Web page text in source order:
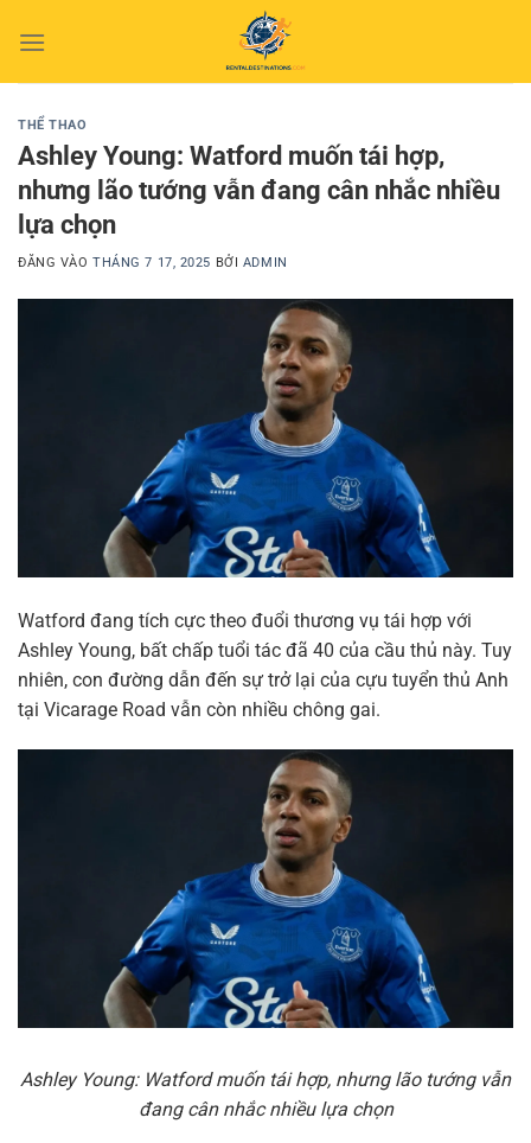
qua
THỂ THAO
Ashley Young: Watford muốn tái hợp,
nhưng lão tướng vẫn đang cân nhắc nhiều
lựa chọn
ĐĂNG VÀOTHÁNG 7 17, 2025 BỞI ADMIN
Watford đang tích cực theo đuổi thương vụ tái hợp với
Ashley Young, bất chấp tuổi tác đã 40 của cầu thủ này. Tuy
nhiên, con đường dẫn đến sự trở lại của cựu tuyển thủ Anh
tại Vicarage Road vẫn còn nhiều chông gai.
Ashley Young: Watford muốn tái hợp, nhưng lão tướng vẫn
đang cân nhắc nhiều lựa chọn